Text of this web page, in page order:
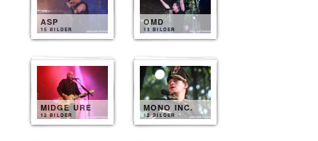
ASP
15 BILDER
OMD
13 BILDER
MIDGE URE
12 BILDER
MONO INC.
12 BILDER